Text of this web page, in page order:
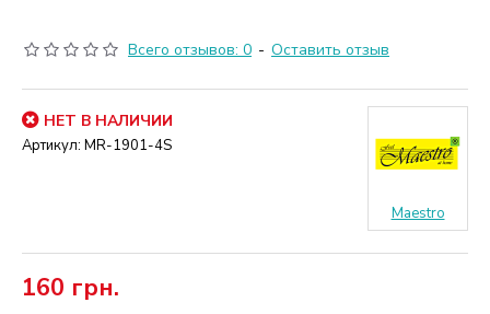
Всего отзывов: 0 - Оставить отзыв
160 грн.
НЕТ В НАЛИЧИИ
Артикул: MR-1901-4S
Maestro